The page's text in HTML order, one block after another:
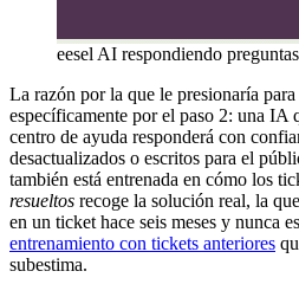
eesel AI respondiendo
La razón por la que le presionaría
específicamente por el paso 2: una IA
centro de ayuda responderá con
desactualizados o escritos para el
también está entrenada en cómo los
resueltos recoge la solución real, la
en un ticket hace seis meses y nunca
entrenamiento con tickets anteriores
subestima.